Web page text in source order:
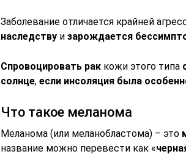
Заболевание отличается крайней
наследству и зарождается
Спровоцировать рак кожи этого типа
солнце, если инсоляция была
Что такое меланома
Меланома (или меланобластома) – это
название можно перевести как «